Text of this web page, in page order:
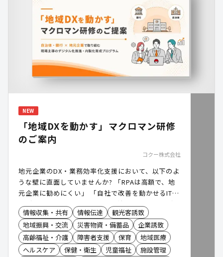
NEW
「地域DXを動かす」マクロマン研修
のご案内
コクー株式会社
地元企業のDX・業務効率化支援において、以下のよ
うな壁に直面していませんか? 「RPAは高額で、地
元企業に勧めにくい」 「自社で改善を動かせるIT人
材が不足している」 本日は、自治体様・銀行様がハ
ブとなり、地元企業のDXを後押しする「マクロマン
研修」のご案内です。
情報収集・共有 情報伝達
観光客誘致
地域振興・交流
災害物資・備蓄品
企業誘致
高齢福祉・介護
障害者支援 保育
地域医療
ヘルスケア
保健・衛生 児童福祉
施設管理